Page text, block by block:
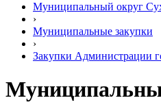
Муниципальный округ
›
Муниципальные закупки
›
Закупки Администрации